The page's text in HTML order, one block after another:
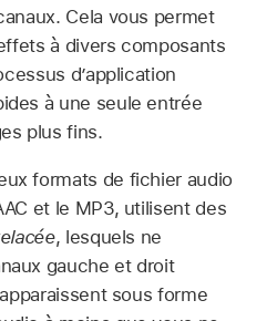
Cela vous permet
à divers composants
d’application
à une seule entrée
plus fins.
formats de fichier audio
et le MP3, utilisent des
, lesquels ne
gauche et droit
sous forme